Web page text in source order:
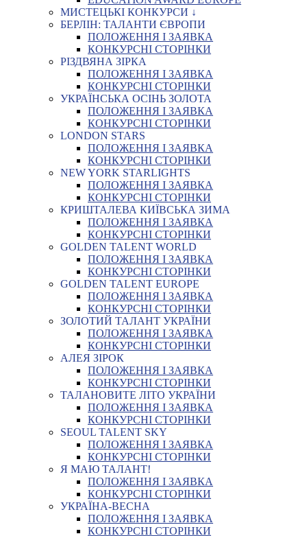
МИСТЕЦЬКІ КОНКУРСИ ↓
БЕРЛІН: ТАЛАНТИ ЄВРОПИ
ПОЛОЖЕННЯ І ЗАЯВКА
КОНКУРСНІ СТОРІНКИ
РІЗДВЯНА ЗІРКА
ПОЛОЖЕННЯ І ЗАЯВКА
КОНКУРСНІ СТОРІНКИ
УКРАЇНСЬКА ОСІНЬ ЗОЛОТА
ПОЛОЖЕННЯ І ЗАЯВКА
КОНКУРСНІ СТОРІНКИ
LONDON STARS
ПОЛОЖЕННЯ І ЗАЯВКА
КОНКУРСНІ СТОРІНКИ
NEW YORK STARLIGHTS
ПОЛОЖЕННЯ І ЗАЯВКА
КОНКУРСНІ СТОРІНКИ
КРИШТАЛЕВА КИЇВСЬКА ЗИМА
ПОЛОЖЕННЯ І ЗАЯВКА
КОНКУРСНІ СТОРІНКИ
GOLDEN TALENT WORLD
ПОЛОЖЕННЯ І ЗАЯВКА
КОНКУРСНІ СТОРІНКИ
GOLDEN TALENT EUROPE
ПОЛОЖЕННЯ І ЗАЯВКА
КОНКУРСНІ СТОРІНКИ
ЗОЛОТИЙ ТАЛАНТ УКРАЇНИ
ПОЛОЖЕННЯ І ЗАЯВКА
КОНКУРСНІ СТОРІНКИ
АЛЕЯ ЗІРОК
ПОЛОЖЕННЯ І ЗАЯВКА
КОНКУРСНІ СТОРІНКИ
ТАЛАНОВИТЕ ЛІТО УКРАЇНИ
ПОЛОЖЕННЯ І ЗАЯВКА
КОНКУРСНІ СТОРІНКИ
SEOUL TALENT SKY
ПОЛОЖЕННЯ І ЗАЯВКА
КОНКУРСНІ СТОРІНКИ
Я МАЮ ТАЛАНТ!
ПОЛОЖЕННЯ І ЗАЯВКА
КОНКУРСНІ СТОРІНКИ
УКРАЇНА-ВЕСНА
ПОЛОЖЕННЯ І ЗАЯВКА
КОНКУРСНІ СТОРІНКИ